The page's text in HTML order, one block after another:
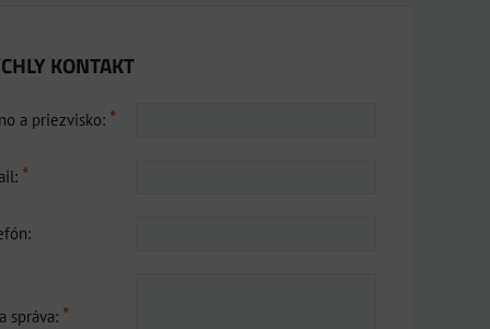
KONTAKT
a priezvisko: *
*
správa: *